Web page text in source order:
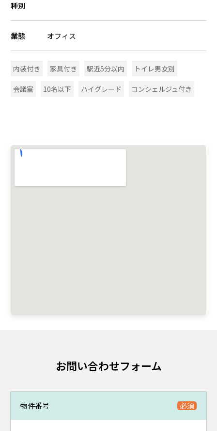
種別
業態 オフィス
内装付き 家具付き 駅近5分以内 トイレ男女別
会議室 10名以下 ハイグレード コンシェルジュ付き
お問い合わせフォーム
物件番号